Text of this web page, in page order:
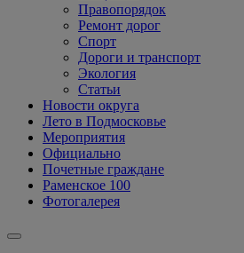
Правопорядок
Ремонт дорог
Спорт
Дороги и транспорт
Экология
Статьи
Новости округа
Лето в Подмосковье
Мероприятия
Официально
Почетные граждане
Раменское 100
Фотогалерея